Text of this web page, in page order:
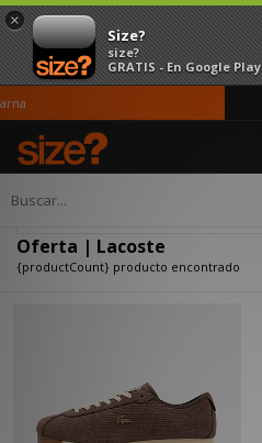
×
Size?
size?
GRATIS - En Google Play
Página principal
Oferta | Lacoste
{productCount} producto encontrado